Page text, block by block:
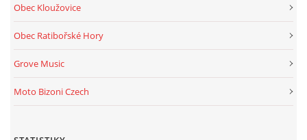
Obec Kloužovice
Obec Ratibořské Hory
Grove Music
Moto Bizoni Czech